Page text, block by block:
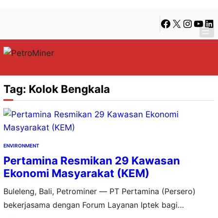
konten
content
Facebook
X Instagram
Tag: Kolok Bengkala
ENVIRONMENT
Pertamina Resmikan 29 Kawasan
Ekonomi Masyarakat (KEM)
Buleleng, Bali, Petrominer — PT Pertamina (Persero)
bekerjasama dengan Forum Layanan Iptek bagi